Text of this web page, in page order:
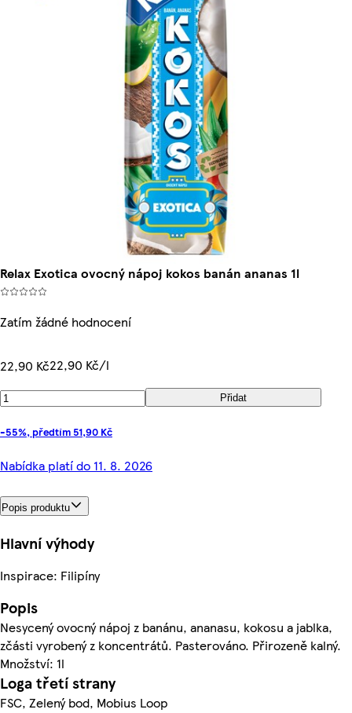
Relax Exotica ovocný nápoj kokos banán ananas 1l
Zatím žádné hodnocení
22,90 Kč22,90 Kč/l
Přidat
-55%, předtím 51,90 Kč
Nabídka platí do 11. 8. 2026
Popis produktu
Hlavní výhody
Inspirace: Filipíny
Popis
Nesycený ovocný nápoj z banánu, ananasu, kokosu a jablka,
zčásti vyrobený z koncentrátů. Pasterováno. Přirozeně kalný.
Množství: 1l
Loga třetí strany
FSC, Zelený bod, Mobius Loop